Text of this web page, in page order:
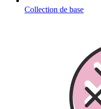
Collection de base